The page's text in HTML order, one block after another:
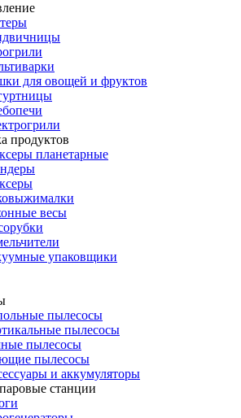
для овощей и фруктов
продуктов
планетарные
весы
упаковщики
пылесосы
пылесосы
пылесосы
пылесосы
и аккумуляторы
станции